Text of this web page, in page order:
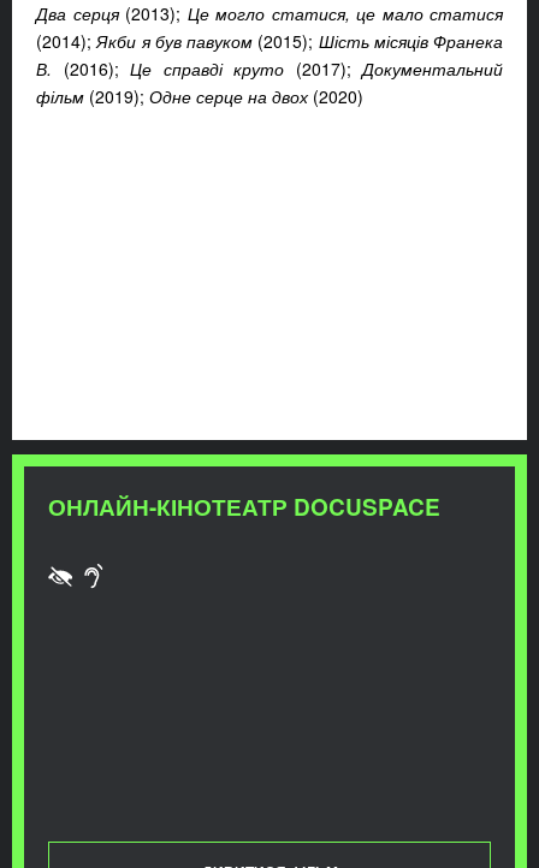
Два серця (2013); Це могло статися, це мало статися
(2014);Якби я був павуком (2015); Шість місяців Франека
В. (2016); Це справді круто (2017);Документальний
фільм (2019); Одне серце на двох (2020)
ОНЛАЙН-КІНОТЕАТР DOCUSPACE